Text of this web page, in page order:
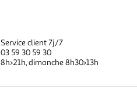
Service client 7j/7
03 59 30 59 30
8h>21h, dimanche 8h30>13h